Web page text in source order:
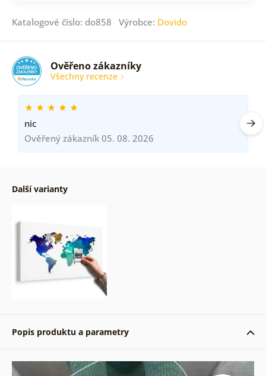
Katalogové číslo: do858 Výrobce: Dovido
Ověřeno zákazníky
Všechny recenze
nic
Ověřený zákazník 05. 08. 2026
Další varianty
Popis produktu a parametry